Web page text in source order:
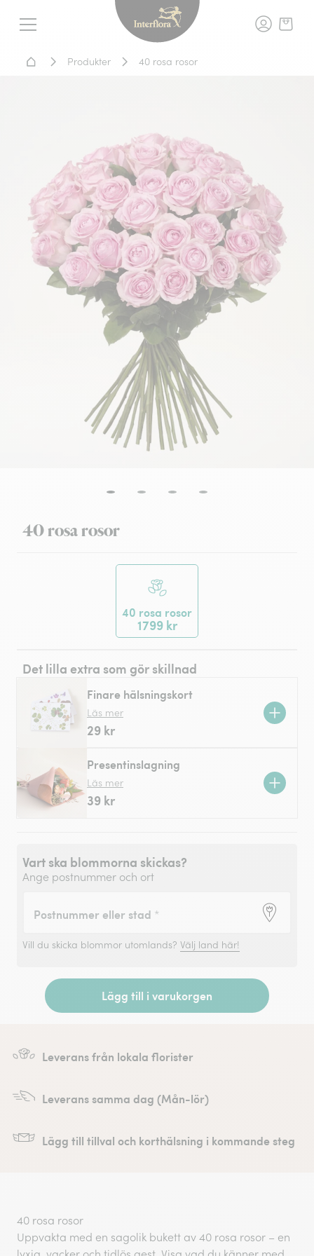
Meny
Interflora -
Hem - Blomsterleverans
Produkter 40 rosa rosor
40 rosa rosor
40 rosa rosor
1799 kr
Det lilla extra som gör skillnad
Finare hälsningskort
Läs mer
29 kr
Presentinslagning
Läs mer
39 kr
Vart ska blommorna skickas?
Ange postnummer och ort
Postnummer eller stad *
Vill du skicka blommor utomlands? Välj land här!
Lägg till i varukorgen
Leverans från lokala florister
Leverans samma dag (Mån-lör)
Lägg till tillval och korthälsning i kommande steg
40 rosa rosor
Uppvakta med en sagolik bukett av 40 rosa rosor – en